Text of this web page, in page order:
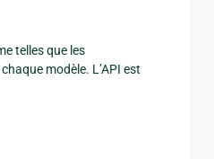
telles que les
modèle. L’API est